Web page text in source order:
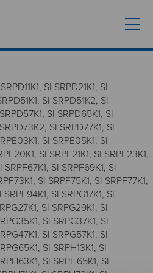
SI SRPD21K1, SI
SI SRPD51K2, SI
SI SRPD65K1, SI
SI SRPD77K1, SI
SI SRPE05K1, SI
SI SRPF21K1, SI SRPF23K1,
SI SRPF69K1, SI
SI SRPF75K1, SI SRPF77K1,
SI SRPG17K1, SI
SI SRPG29K1, SI
SI SRPG37K1, SI
SI SRPG57K1, SI
SI SRPH13K1, SI
SI SRPH65K1, SI